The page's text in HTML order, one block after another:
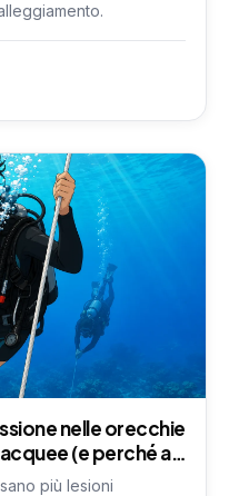
nelle orecchie
(e perché a
più lesioni